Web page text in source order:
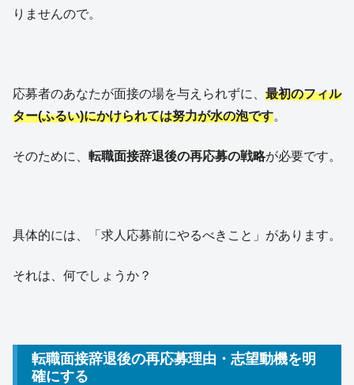
りませんので。
応募者のあなたが面接の場を与えられずに、 最初のフィル
ター(ふるい)にかけられては努力が水の泡です。
そのために、 転職面接辞退後の再応募の戦略が必要です。
具体的には、「求人応募前にやるべきこと」があります。
それは、何でしょうか？
転職面接辞退後の再応募理由・志望動機を明
確にする